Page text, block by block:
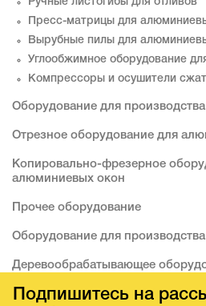
Пресс-матрицы для
Вырубные пилы для
Углообжимное оборудование
Компрессоры и осушители
Оборудование для
Отрезное оборудование для
Копировально-фрезерное
алюминиевых окон
Прочее оборудование
Оборудование для производства
Деревообрабатывающее
Подпишитесь на